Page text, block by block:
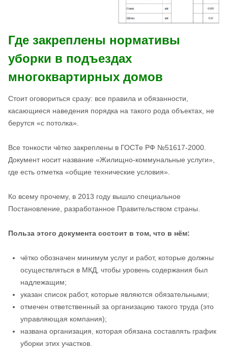
Где закреплены нормативы
уборки в подъездах
многоквартирных домов
Стоит оговориться сразу: все правила и обязанности,
касающиеся наведения порядка на такого рода объектах, не
берутся «с потолка».
Все тонкости чётко закреплены в ГОСТе РФ №51617-2000.
Документ носит название «Жилищно-коммунальные услуги»,
где есть отметка «общие технические условия».
Ко всему прочему, в 2013 году вышло специальное
Постановление, разработанное Правительством страны.
Польза этого документа состоит в том, что в нём:
чётко обозначен минимум услуг и работ, которые должны
осуществляться в МКД, чтобы уровень содержания был
надлежащим;
указан список работ, которые являются обязательными;
отмечен ответственный за организацию такого труда (это
управляющая компания);
названа организация, которая обязана составлять график
уборки этих участков.